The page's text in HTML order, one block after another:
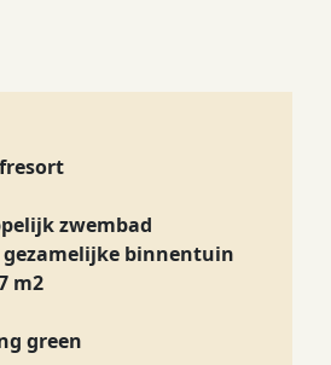
zwembad
binnentuin
m2
green